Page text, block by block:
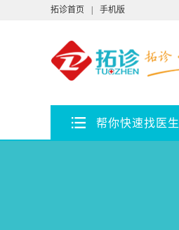
拓诊首页 手机版
帮你快速找医生